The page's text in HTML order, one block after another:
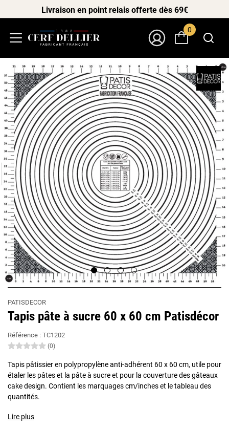
Livraison en point relais offerte dès 69€
0
PATISDECOR
Tapis pâte à sucre 60 x 60 cm Patisdécor
Référence : TC1202
(0)
Tapis pâtissier en polypropylène anti-adhérent 60 x 60 cm, utile pour
étaler les pâtes et la pâte à sucre et pour la couverture des gâteaux
cake design. Contient les marquages cm/inches et le tableau des
quantités.
Lire plus